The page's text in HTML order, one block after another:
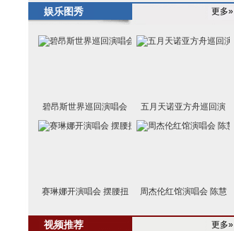
娱乐图秀 更多»
碧昂斯世界巡回演唱会 五月天诺亚方舟巡回演
赛琳娜开演唱会 摆腰扭 周杰伦红馆演唱会 陈慧
视频推荐 更多»